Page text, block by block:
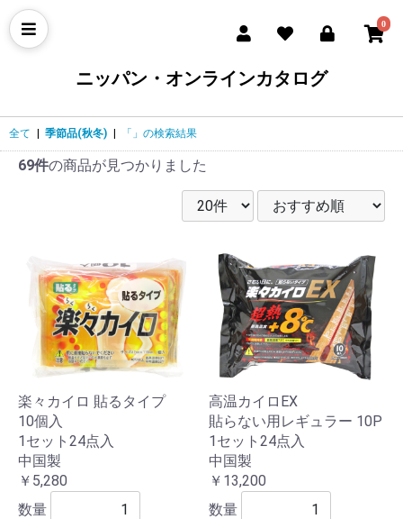
0
ニッパン・オンラインカタログ
全て 季節品(秋冬) 「」の検索結果
69件の商品が見つかりました
楽々カイロ 貼るタイプ
10個入
1セット24点入
中国製
￥5,280
数量
高温カイロEX
貼らない用レギュラー 10P
1セット24点入
中国製
￥13,200
数量